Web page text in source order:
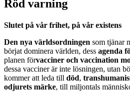
Röd varning
Slutet på vår frihet, på vår existens
Den nya världsordningen som tjänar
börjat dominera världen, dess agenda
planen förvacciner och vaccination
dessa vacciner är inte lösningen, utan
kommer att leda till död,
odjurets märke, till miljontals